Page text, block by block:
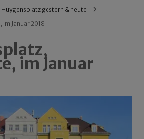
Huygensplatz gestern & heute
Januar 2018
im Januar